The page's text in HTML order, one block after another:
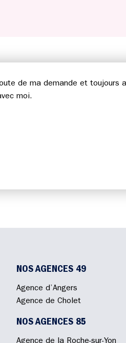
de ma demande et
moi.
NOS AGENCES 49
Agence d’Angers
Agence de Cholet
NOS AGENCES 85